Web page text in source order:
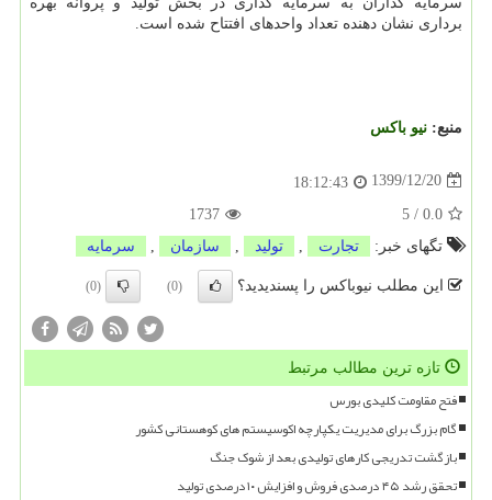
برداری نشان دهنده تعداد واحدهای افتتاح شده است.
منبع: نیو باكس
1399/12/20
18:12:43
0.0
/
5
1737
تگهای خبر:
تجارت تولید سازمان سرمایه
این مطلب نیوباکس را پسندیدید؟ (0)
(0)
تازه ترین مطالب مرتبط
فتح مقاومت کلیدی بورس
گام بزرگ برای مدیریت یکپارچه اکوسیستم های کوهستانی کشور
بازگشت تدریجی کارهای تولیدی بعد از شوک جنگ
تحقق رشد ۴۵ درصدی فروش و افزایش ۱۰ درصدی تولید